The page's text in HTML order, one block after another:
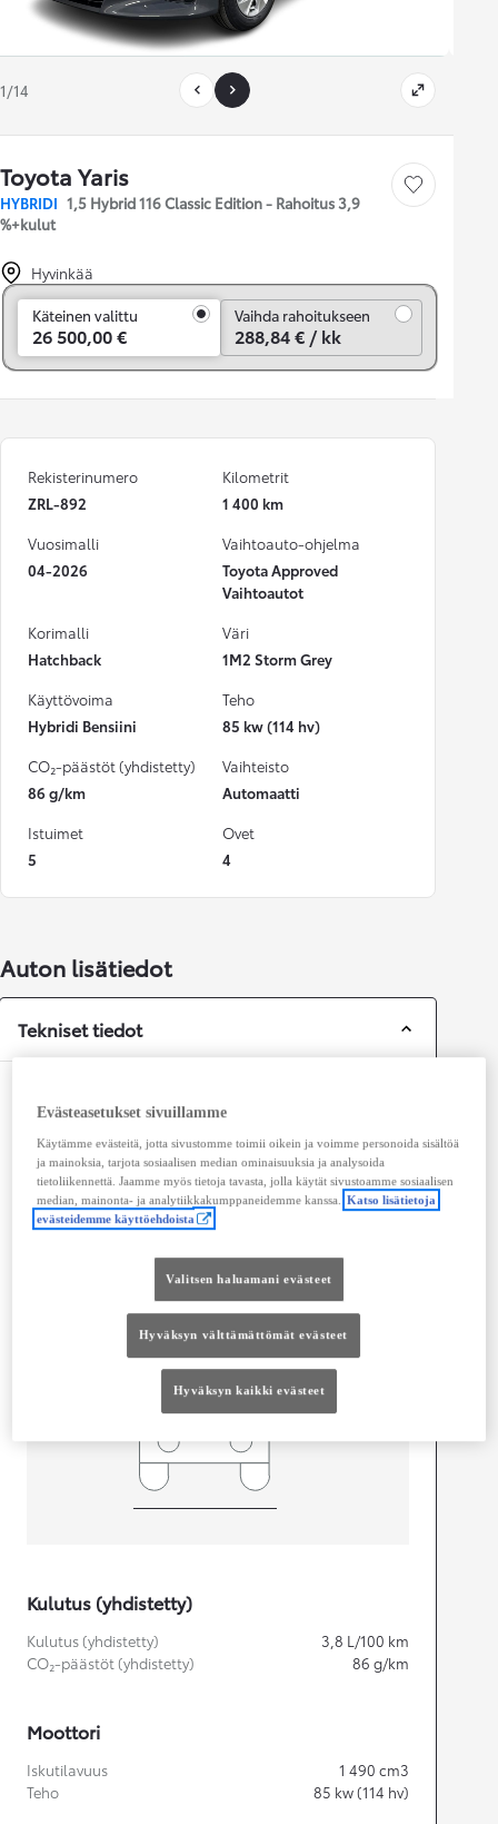
1/14
Toyota Yaris
HYBRIDI 1,5 Hybrid 116 Classic Edition - Rahoitus 3,9
%+kulut
Tallenna auto
Hyvinkää
Käteinen valittu
26 500,00 €
Vaihda rahoitukseen
288,84 € / kk
Rekisterinumero
ZRL-892
Kilometrit
1 400 km
Vuosimalli
04-2026
Vaihtoauto-ohjelma
Toyota Approved
Vaihtoautot
Korimalli
Hatchback
Väri
1M2 Storm Grey
Käyttövoima
Hybridi Bensiini
Teho
85 kw (114 hv)
CO₂-päästöt (yhdistetty)
86 g/km
Vaihteisto
Automaatti
Istuimet
5
Ovet
4
Auton lisätiedot
Tekniset tiedot
Mitat ja tilavuus
Ovet
4
Istuimet
Kulutus (yhdistetty)
Kulutus (yhdistetty) 3,8 L/100 km
CO₂-päästöt (yhdistetty)
86 g/km
Moottori
Iskutilavuus 1 490 cm3
Teho
85 kw (114 hv)
Evästeasetukset sivuillamme
Käytämme evästeitä, jotta sivustomme toimii oikein ja voimme personoida sisältöä
ja mainoksia, tarjota sosiaalisen median ominaisuuksia ja analysoida
tietoliikennettä. Jaamme myös tietoja tavasta, jolla käytät sivustoamme sosiaalisen
median, mainonta- ja analytiikkakumppaneidemme kanssa. Katso lisätietoja
evästeidemme käyttöehdoista
Valitsen haluamani evästeet
Hyväksyn välttämättömät evästeet
Hyväksyn kaikki evästeet